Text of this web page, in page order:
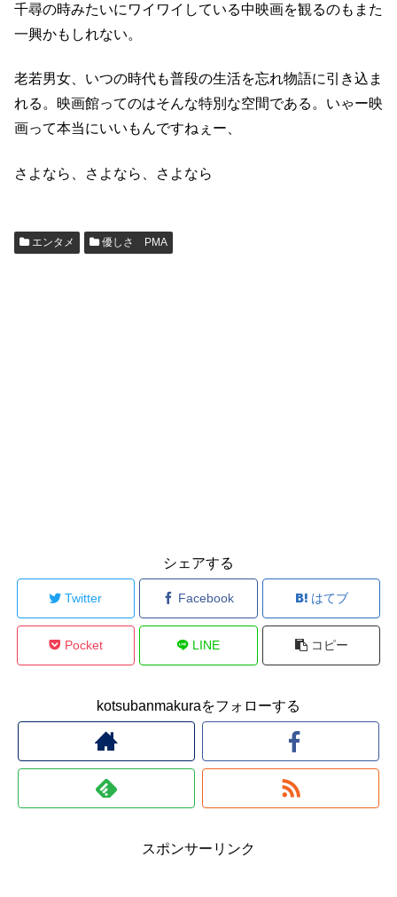
千尋の時みたいにワイワイしている中映画を観るのもまた
一興かもしれない。
老若男女、いつの時代も普段の生活を忘れ物語に引き込ま
れる。映画館ってのはそんな特別な空間である。いゃー映
画って本当にいいもんですねぇー、
さよなら、さよなら、さよなら
エンタメ 優しさ PMA
シェアする
Twitter Facebook はてブ
Pocket LINE コピー
kotsubanmakuraをフォローする
スポンサーリンク